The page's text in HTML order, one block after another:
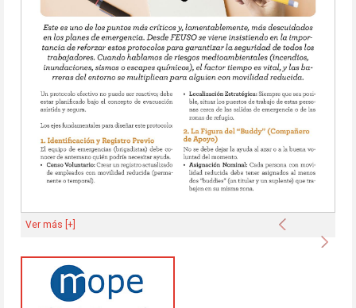
Anterior
Ver más [+]